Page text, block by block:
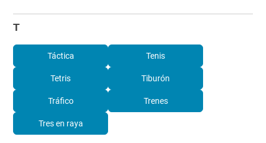
T
Táctica Tenis
Tetris Tiburón
Tráfico Trenes
Tres en raya